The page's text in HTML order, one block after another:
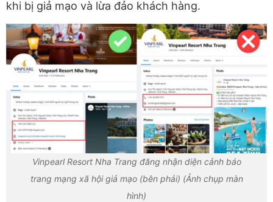
khi bị giả mạo và lừa đảo khách hàng.
Vinpearl Resort Nha Trang đăng nhận diện cảnh báo
trang mạng xã hội giả mạo (bên phải) (Ảnh chụp màn
hình)